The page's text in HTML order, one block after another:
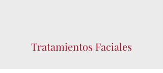
Tratamientos Faciales